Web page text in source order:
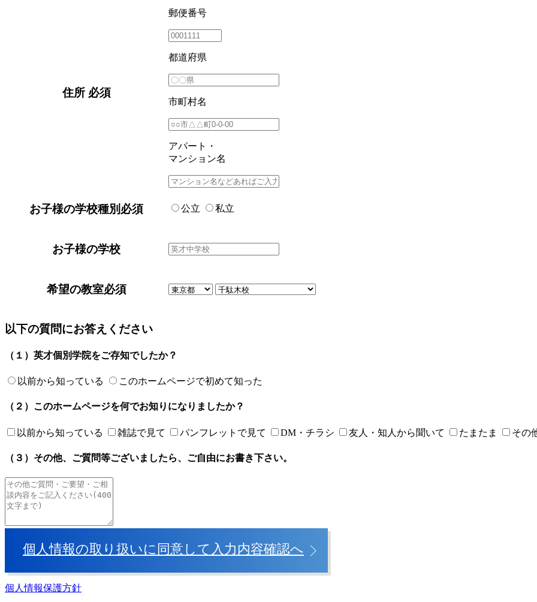
住所 必須
郵便番号
都道府県
市町村名
アパート・
マンション名
お子様の学校種別 必須 公立 私立
お子様の学校
希望の教室必須
以下の質問にお答えください
（１）英才個別学院をご存知でしたか？
以前から知っている このホームページで初めて知った
（２）このホームページを何でお知りになりましたか？
以前から知っている 雑誌で見て パンフレットで見て DM・チラシ 友人・知人から聞いて たまたま その
（３）その他、ご質問等ございましたら、ご自由にお書き下さい。
個人情報の取り扱いに同意して 入力内容確認へ
個人情報保護方針